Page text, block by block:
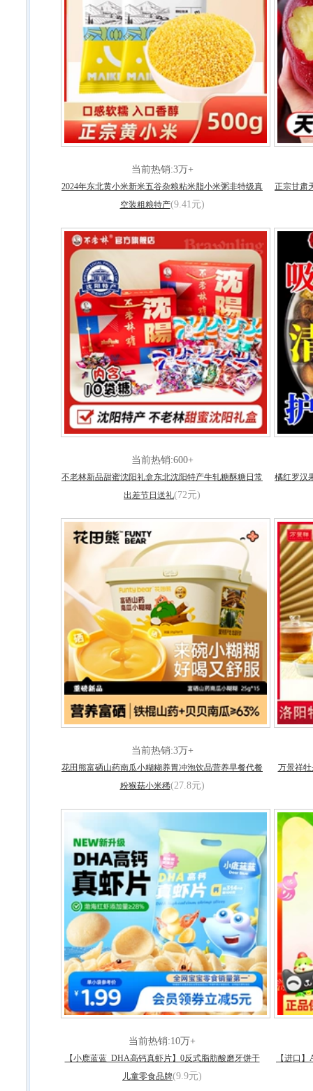
当前热销:3万+
2024年东北黄小米新米五谷杂粮粘米脂小米粥非特级真
空装粗粮特产(9.41元)
正宗甘肃
当前热销:600+
不老林新品甜蜜沈阳礼盒东北沈阳特产牛轧糖酥糖日常
出差节日送礼(72元)
橘红罗汉
当前热销:3万+
花田熊富硒山药南瓜小糊糊养胃冲泡饮品营养早餐代餐
粉猴菇小米稀(27.8元)
万景祥
当前热销:10万+
【小鹿蓝蓝_DHA高钙真虾片】0反式脂肪酸磨牙饼干
儿童零食品牌(9.9元)
【进口